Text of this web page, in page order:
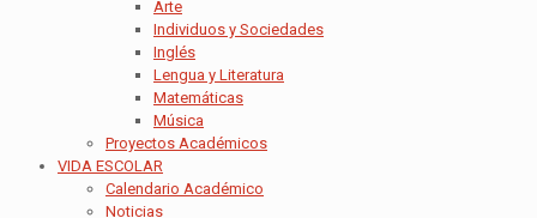
Arte
Individuos y Sociedades
Inglés
Lengua y Literatura
Matemáticas
Música
Proyectos Académicos
VIDA ESCOLAR
Calendario Académico
Noticias